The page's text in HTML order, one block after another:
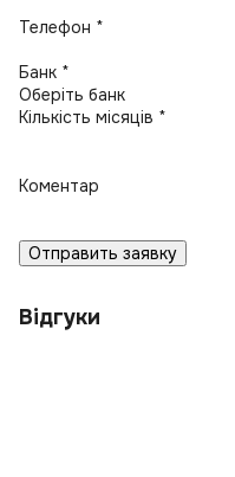
Телефон *
Банк *
Кількість місяців *
Коментар
Отправить заявку
Відгуки